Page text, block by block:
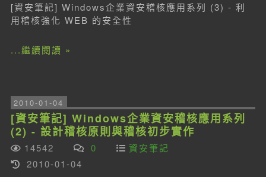
[資安筆記] Windows企業資安稽核應用系列 (3) - 利
用稽核強化 WEB 的安全性
...繼續閱讀 »
2010-01-04
[資安筆記] Windows企業資安稽核應用系列
(2) - 設計稽核原則與稽核初步實作
14542 0
資安筆記
2010-01-04